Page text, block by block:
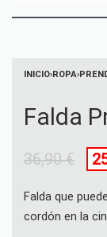
INICIO›ROPA›
Falda
36,90€
Falda que
cordón en la